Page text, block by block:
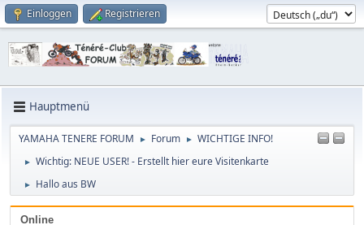
Einloggen Registrieren
Hauptmenü
YAMAHA TENERE FORUM ► Forum ► WICHTIGE INFO!
► Wichtig: NEUE USER! - Erstellt hier eure Visitenkarte
► Hallo aus BW
Online